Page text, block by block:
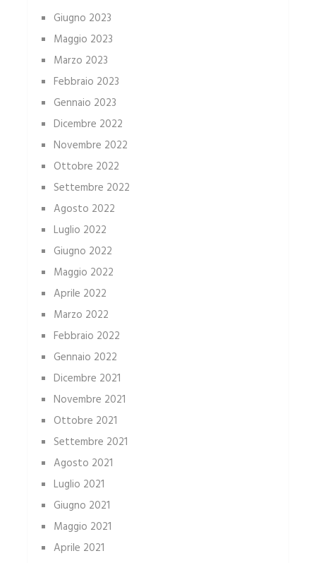
Giugno 2023
Maggio 2023
Marzo 2023
Febbraio 2023
Gennaio 2023
Dicembre 2022
Novembre 2022
Ottobre 2022
Settembre 2022
Agosto 2022
Luglio 2022
Giugno 2022
Maggio 2022
Aprile 2022
Marzo 2022
Febbraio 2022
Gennaio 2022
Dicembre 2021
Novembre 2021
Ottobre 2021
Settembre 2021
Agosto 2021
Luglio 2021
Giugno 2021
Maggio 2021
Aprile 2021